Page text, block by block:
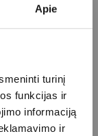
Apie
turinį
funkcijas ir
informaciją
ir
širdies